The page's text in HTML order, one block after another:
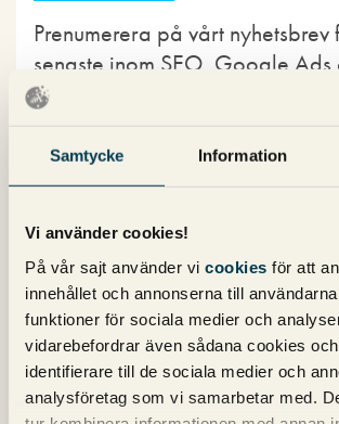
Samtycke Information
Vi använder cookies!
På vår sajt använder vi cookies för att
innehållet och annonserna till
funktioner för sociala medier och
vidarebefordrar även sådana cookies
identifierare till de sociala medier och
analysföretag som vi samarbetar med.
Prenumerera på vårt nyhetsbrev
senaste inom SEO, Google
medier!
Kategorier
Copy
Konvertering
Marknadsföring